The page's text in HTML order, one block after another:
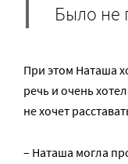
Было не
При этом Наташа
речь и очень
не хочет
– Наташа могла